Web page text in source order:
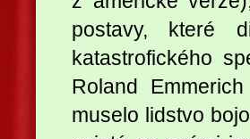
postavy, které
katastrofického
Roland
muselo lidstvo